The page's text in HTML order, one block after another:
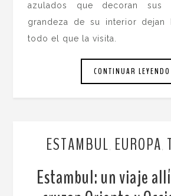
azulados que decoran
grandeza de su interior dejan
todo el que la visita.
CONTINUAR LEYENDO
ESTAMBUL EUROPA
Estambul: un viaje